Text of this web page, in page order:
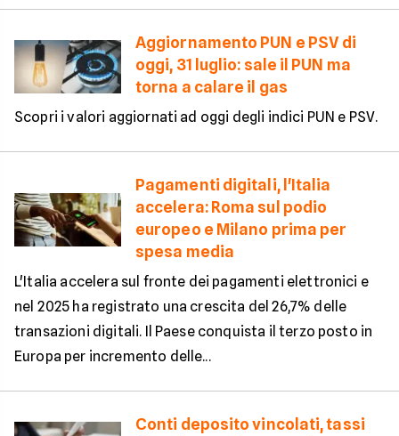
Aggiornamento PUN e PSV di
oggi, 31 luglio: sale il PUN ma
torna a calare il gas
Scopri i valori aggiornati ad oggi degli indici PUN e PSV.
Pagamenti digitali, l'Italia
accelera: Roma sul podio
europeo e Milano prima per
spesa media
L'Italia accelera sul fronte dei pagamenti elettronici e
nel 2025 ha registrato una crescita del 26,7% delle
transazioni digitali. Il Paese conquista il terzo posto in
Europa per incremento delle...
Conti deposito vincolati, tassi